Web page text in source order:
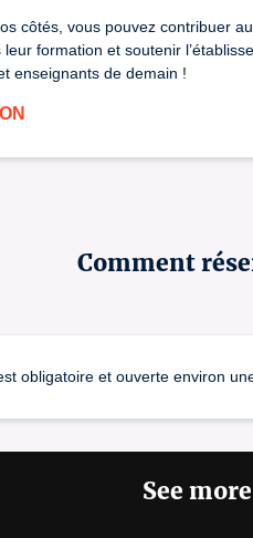
côtés, vous pouvez contribuer
leur formation et soutenir
enseignants de demain !
Comment
obligatoire et ouverte environ
See more